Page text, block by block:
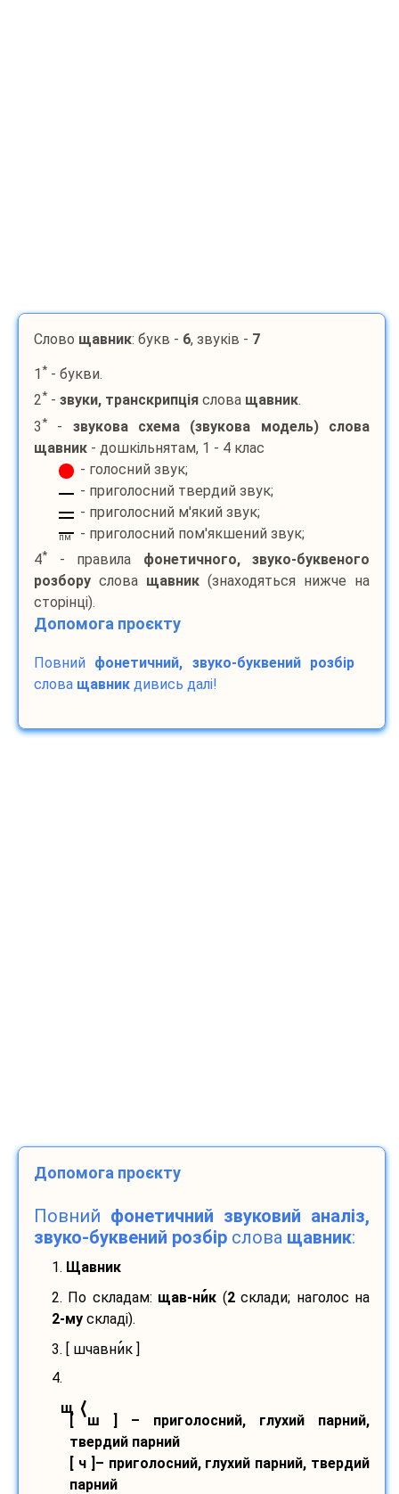
Слово щавник: букв - 6, звуків - 7
1 * - букви.
2* - звуки, транскрипція слова щавник.
3* - звукова схема (звукова модель) слова
щавник - дошкільнятам, 1 - 4 клас
- голосний звук;
- приголосний твердий звук;
- приголосний м'який звук;
пм
- приголосний пом'якшений звук;
4* - правила фонетичного, звуко-буквеного
розбору слова щавник (знаходяться нижче на
сторінці).
Допомога проєкту
Повний фонетичний, звуко-буквений розбір
слова щавник дивись далі!
Допомога проєкту
Повний фонетичний звуковий аналіз,
звуко-буквений розбір слова щавник:
1. Щавник
2. По складам: щав-ник (2склади; наголос на
2-му складі).
3. [ шчавник ]
4.
щ ⟨
[ ш ] – приголосний, глухий парний,
твердий парний
[ ч ]– приголосний, глухий парний, твердий
парний